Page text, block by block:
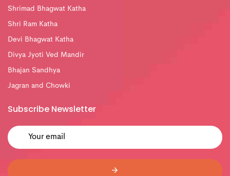
Shrimad Bhagwat Katha
Shri Ram Katha
Devi Bhagwat Katha
Divya Jyoti Ved Mandir
Bhajan Sandhya
Jagran and Chowki
Subscribe Newsletter